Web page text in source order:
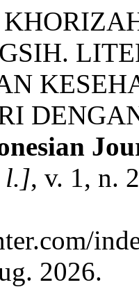
l.], v. 1, n.
2026.